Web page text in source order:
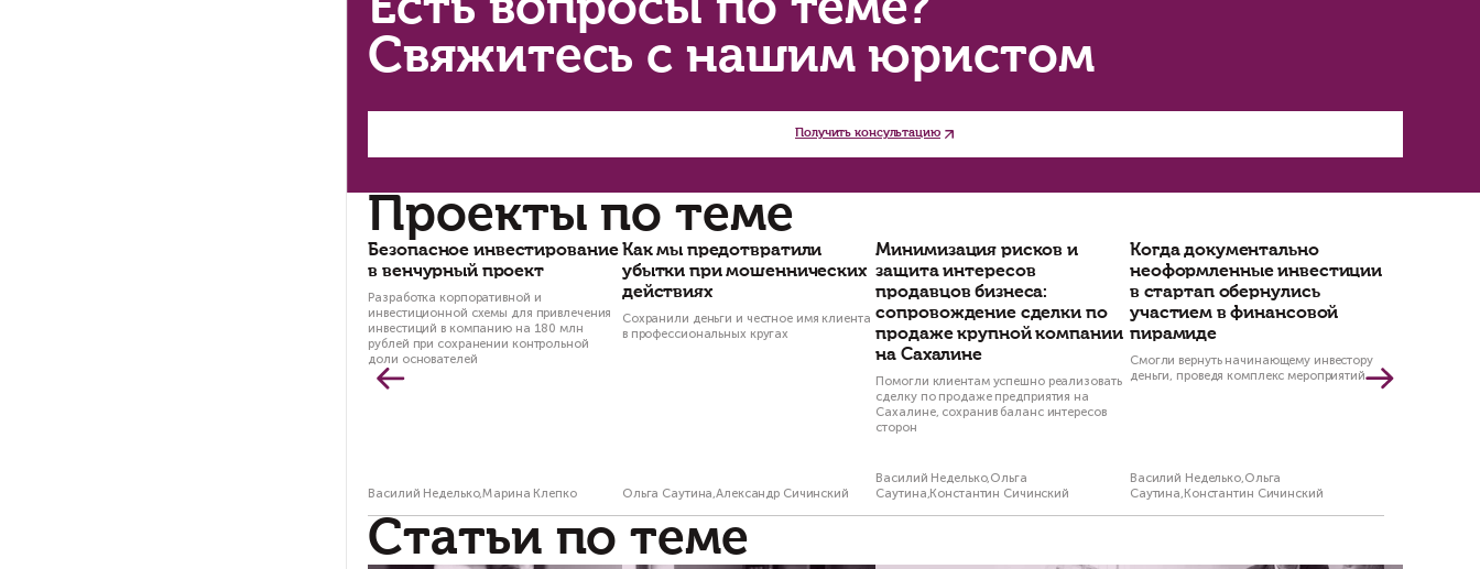
исчерпывающий перечень оснований для госконтроля, детально расписаны правила
несоблюдение которых влечет недействительность результата проверки. «Тем не менее
«бесконтрольности» контроля решить не удалось», — заключает юрист Сичинский.
Во-первых, не до конца реализован принцип «предсказуемости и плановости» контроля,
власти могут проводить проверки только по заранее утвержденному плану, отраженному в
позволяющих контрольным органам в отступление от плана провести практически любую
оставляет возможность недобросовестно использовать институт госконтроля в собственных
Например, одним из оснований для внеплановой проверки является наличие у контрольного
причинения вреда охраняемым законом ценностям. Причем, сведения эти могут быть
граждан и организаций, информации от других органов или из средств массовой информации.
«Очевидно, что «создать» подобное основание для проверки труда не составит», — говорит
Во-вторых, сам перечень видов контроля представляется избыточным. Например, законом
видов госконтроля с выездом на место: инспекционный визит, рейдовый осмотр, выездная
соблюдением обязательных требований и выездное обследование. «Причем последние два
осуществляются даже без взаимодействия с проверяемым лицом. Наверное,
меньше, однако ожидать заметного снижения административной нагрузки на бизнес с
закона пока представляется преждевременным», — говорит Сичинский из «Неделько и